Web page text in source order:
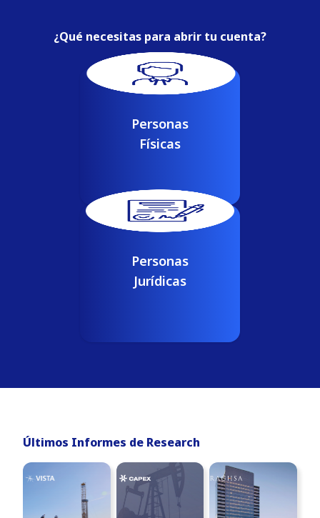
¿Qué necesitas para abrir tu cuenta?
Personas
Físicas
Documento de Identidad.
Verificación de domicilio.
documento de identidad de éste, así como
copia del poder otorgado ante Escribano
Abrir cuenta
Personas
Jurídicas
Actas de Directorio / Asamblea con
designación de cargos.
Estados contables.
Verificación de domicilio de la sociedad.
beneficiarios finales.
Documento de identidad
Últimos Informes de Research